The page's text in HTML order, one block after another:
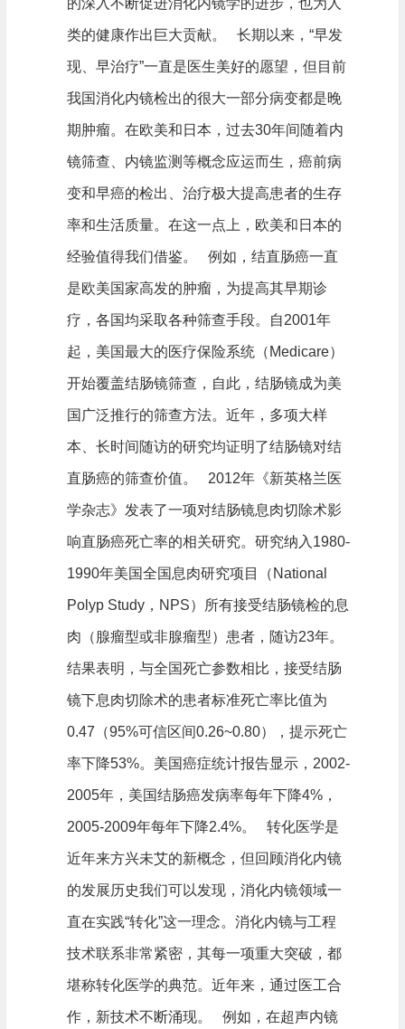
的深入不断促进消化内镜学的进步，也为人
类的健康作出巨大贡献。 长期以来，“早发
现、早治疗”一直是医生美好的愿望，但目前
我国消化内镜检出的很大一部分病变都是晚
期肿瘤。在欧美和日本，过去30年间随着内
镜筛查、内镜监测等概念应运而生，癌前病
变和早癌的检出、治疗极大提高患者的生存
率和生活质量。在这一点上，欧美和日本的
经验值得我们借鉴。 例如，结直肠癌一直
是欧美国家高发的肿瘤，为提高其早期诊
疗，各国均采取各种筛查手段。自2001年
起，美国最大的医疗保险系统（Medicare）
开始覆盖结肠镜筛查，自此，结肠镜成为美
国广泛推行的筛查方法。近年，多项大样
本、长时间随访的研究均证明了结肠镜对结
直肠癌的筛查价值。 2012年《新英格兰医
学杂志》发表了一项对结肠镜息肉切除术影
响直肠癌死亡率的相关研究。研究纳入1980-
1990年美国全国息肉研究项目（National
Polyp Study，NPS）所有接受结肠镜检的息
肉（腺瘤型或非腺瘤型）患者，随访23年。
结果表明，与全国死亡参数相比，接受结肠
镜下息肉切除术的患者标准死亡率比值为
0.47（95%可信区间0.26~0.80），提示死亡
率下降53%。美国癌症统计报告显示，2002-
2005年，美国结肠癌发病率每年下降4%，
2005-2009年每年下降2.4%。 转化医学是
近年来方兴未艾的新概念，但回顾消化内镜
的发展历史我们可以发现，消化内镜领域一
直在实践“转化”这一理念。消化内镜与工程
技术联系非常紧密，其每一项重大突破，都
堪称转化医学的典范。近年来，通过医工合
作，新技术不断涌现。 例如，在超声内镜